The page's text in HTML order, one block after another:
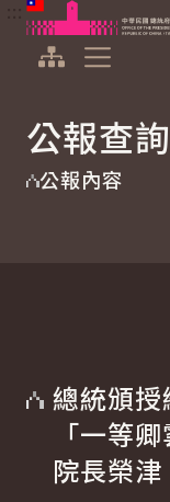
跳到主要內容
中華民國總統府
公報查詢
公報內容
總統頒
「一等
院長榮